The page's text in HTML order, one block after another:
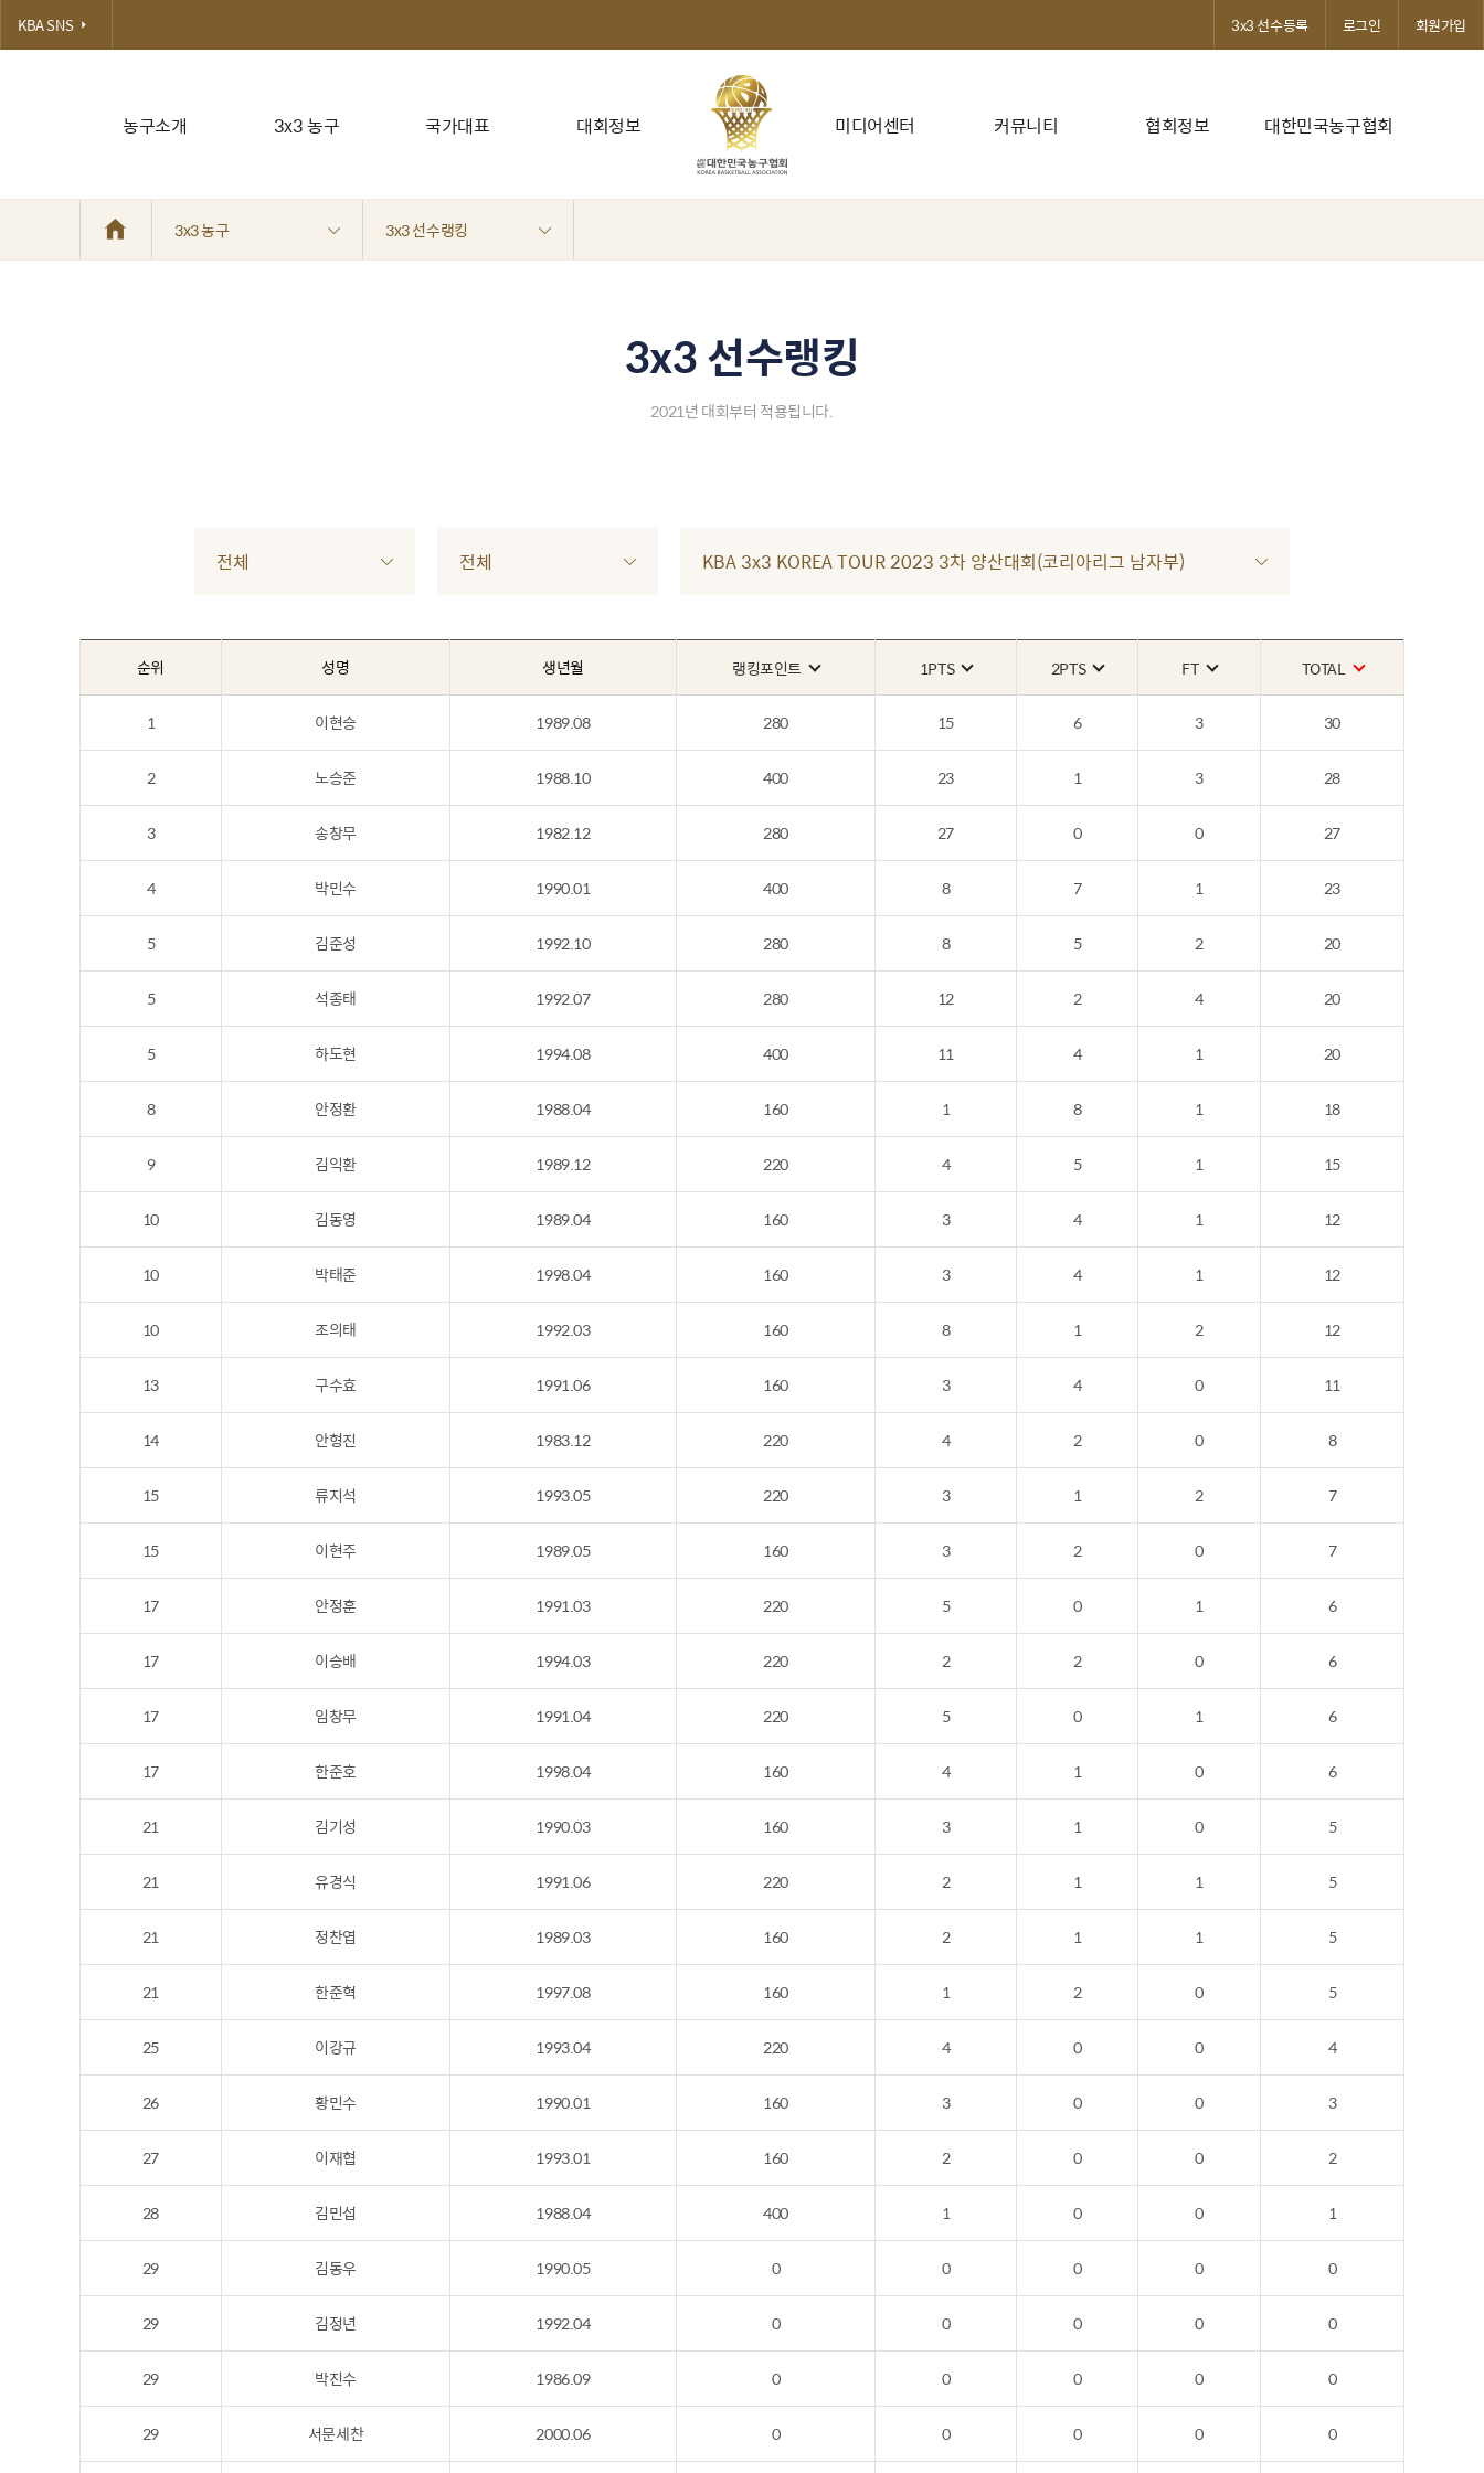
농구소개 3x3 농구 국가대표 대회정보 미디어센터 커뮤니티 협회정보 대한민국농구협회
KBA SNS 3x3 선수등록 로그인 회원가입
3x3 농구 3x3 선수랭킹
3x3 선수랭킹
2021년 대회부터 적용됩니다.
전체 전체 KBA 3x3 KOREA TOUR 2023 3차 양산대회(코리아리그 남자부)
순위 성명 생년월 랭킹포인트 1PTS 2PTS FT TOTAL
1 이현승 1989.08 280 15 6 3 30
2 노승준 1988.10 400 23 1 3 28
3 송창무 1982.12 280 27 0 0 27
4 박민수 1990.01 400 8 7 1 23
5 김준성 1992.10 280 8 5 2 20
5 석종태 1992.07 280 12 2 4 20
5 하도현 1994.08 400 11 4 1 20
8 안정환 1988.04 160 1 8 1 18
9 김익환 1989.12 220 4 5 1 15
10 김동영 1989.04 160 3 4 1 12
10 박태준 1998.04 160 3 4 1 12
10 조의태 1992.03 160 8 1 2 12
13 구수효 1991.06 160 3 4 0 11
14 안형진 1983.12 220 4 2 0 8
15 류지석 1993.05 220 3 1 2 7
15 이현주 1989.05 160 3 2 0 7
17 안정훈 1991.03 220 5 0 1 6
17 이승배 1994.03 220 2 2 0 6
17 임창무 1991.04 220 5 0 1 6
17 한준호 1998.04 160 4 1 0 6
21 김기성 1990.03 160 3 1 0 5
21 유경식 1991.06 220 2 1 1 5
21 정찬엽 1989.03 160 2 1 1 5
21 한준혁 1997.08 160 1 2 0 5
25 이강규 1993.04 220 4 0 0 4
26 황민수 1990.01 160 3 0 0 3
27 이재협 1993.01 160 2 0 0 2
28 김민섭 1988.04 400 1 0 0 1
29 김동우 1990.05 0 0 0 0 0
29 김정년 1992.04 0 0 0 0 0
29 박진수 1986.09 0 0 0 0 0
29 서문세찬 2000.06 0 0 0 0 0